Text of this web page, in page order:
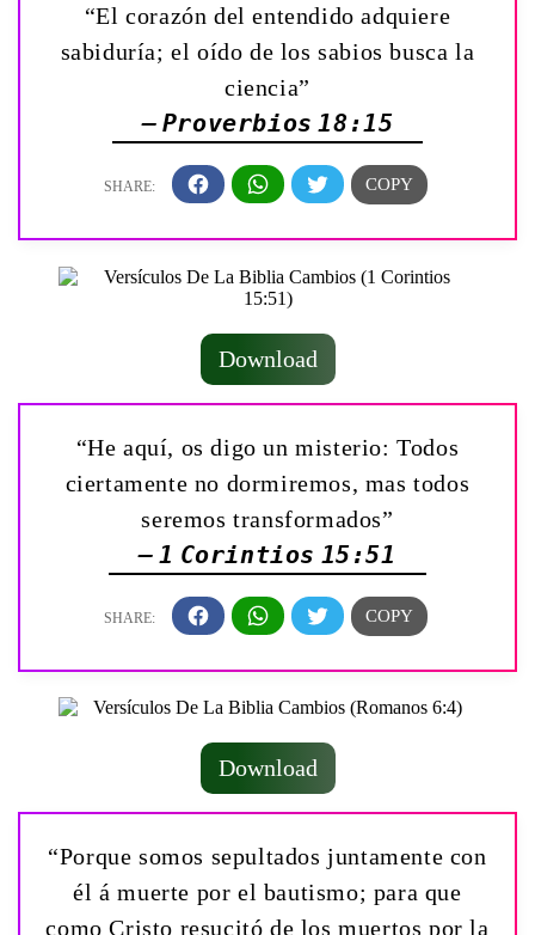
“El corazón del entendido adquiere
sabiduría; el oído de los sabios busca la
ciencia”
— Proverbios 18:15
Download
“He aquí, os digo un misterio: Todos
ciertamente no dormiremos, mas todos
seremos transformados”
— 1 Corintios 15:51
Download
“Porque somos sepultados juntamente con
él á muerte por el bautismo; para que
como Cristo resucitó de los muertos por la